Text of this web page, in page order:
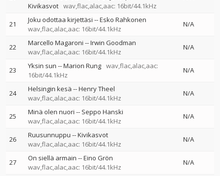
Kivikasvot wav,flac,alac,aac: 16bit/44.1kHz
21 Joku odottaa kirjettäsi --Esko Rahkonen
wav,flac,alac,aac: 16bit/44.1kHz
N/A
22 Marcello Magaroni --Irwin Goodman
wav,flac,alac,aac: 16bit/44.1kHz
N/A
23 Yksin sun --Marion Rung wav,flac,alac,aac:
16bit/44.1kHz
N/A
24 Helsingin kesä --Henry Theel
wav,flac,alac,aac: 16bit/44.1kHz
N/A
25 Minä olen nuori -- Seppo Hanski
wav,flac,alac,aac: 16bit/44.1kHz
N/A
26 Ruusunnuppu --Kivikasvot
wav,flac,alac,aac: 16bit/44.1kHz
N/A
27 On siellä armain --Eino Grön
wav,flac,alac,aac: 16bit/44.1kHz
N/A